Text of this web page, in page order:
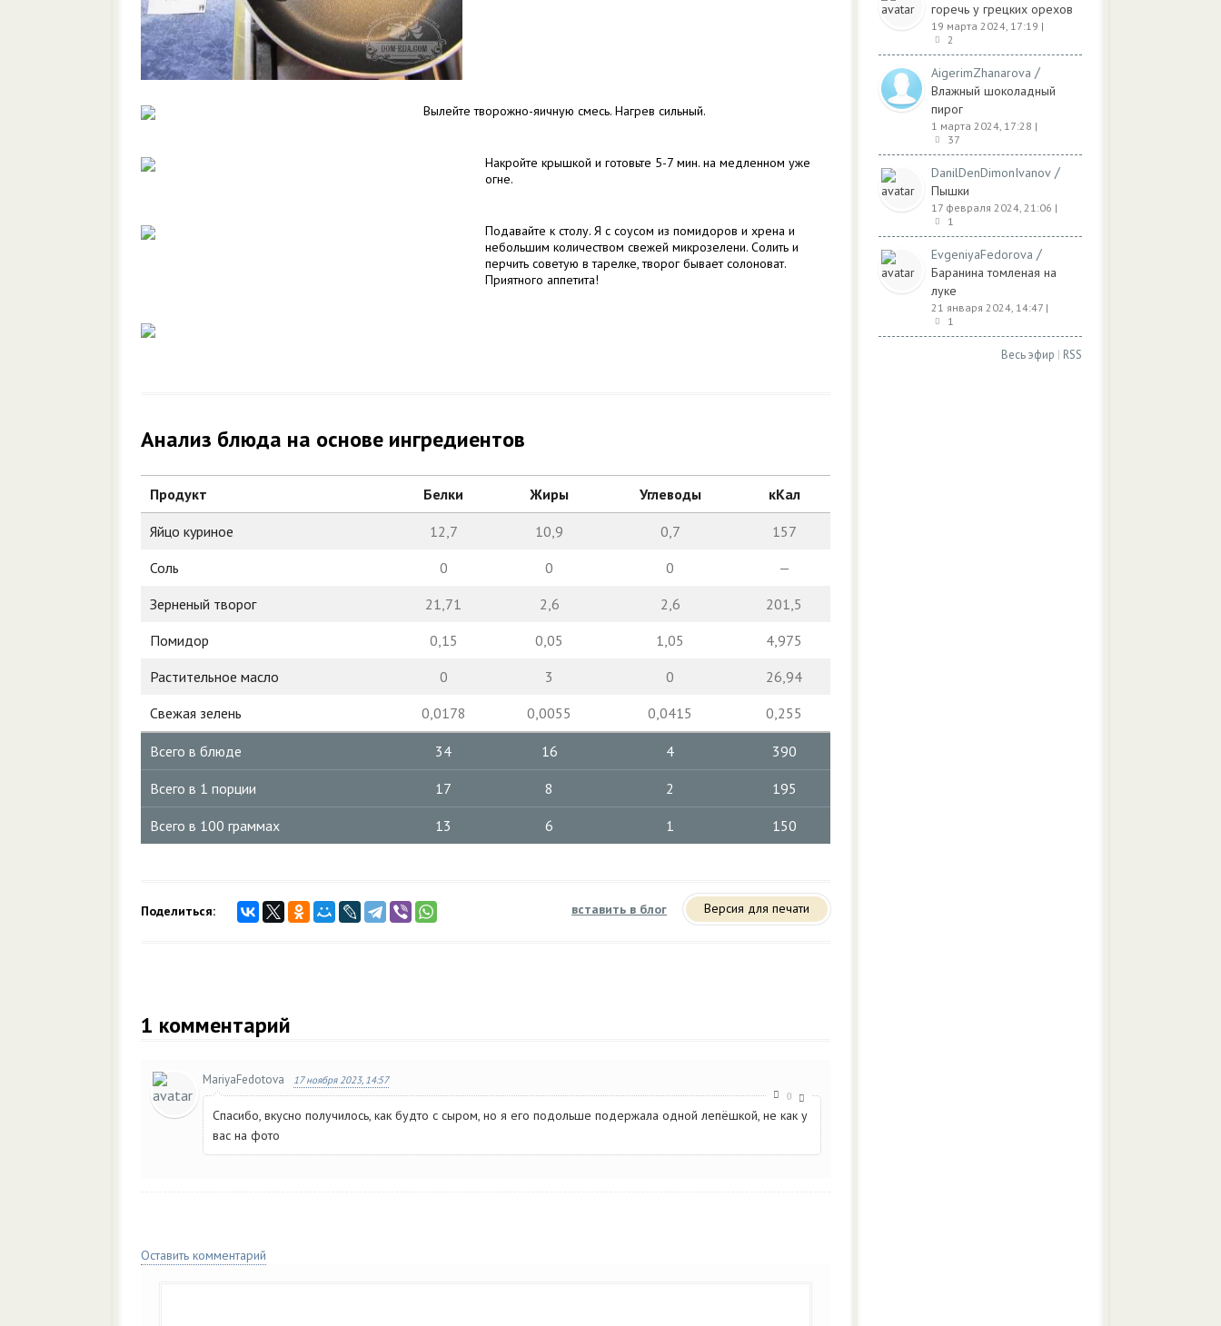
Вылейте творожно-яичную смесь. Нагрев сильный.
Накройте крышкой и готовьте 5-7 мин. на медленном уже
огне.
Подавайте к столу. Я с соусом из помидоров и хрена и
небольшим количеством свежей микрозелени. Солить и
перчить советую в тарелке, творог бывает солоноват.
Приятного аппетита!
Анализ блюда на основе ингредиентов
Продукт Белки Жиры Углеводы кКал
Яйцо куриное 12,7 10,9 0,7
157
Соль
0 0 0
—
Зерненый творог
21,71 2,6 2,6
201,5
Помидор
0,15 0,05 1,05
4,975
Растительное масло
0 3 0
26,94
Свежая зелень
0,0178 0,0055 0,0415 0,255
Всего в блюде 34 16 4 390
Всего в 1 порции 17 8 2 195
Всего в 100 граммах 13 6 1 150
Поделиться: вставить в блог Версия для печати
1 комментарий
MariyaFedotova 17 ноября 2023, 14:57
0
Спасибо, вкусно получилось, как будто с сыром, но я его подольше подержала одной лепёшкой, не как у
вас на фото
Оставить комментарий
горечь у грецких орехов
19 марта 2024, 17:19 |
2
AigerimZhanarova /
Влажный шоколадный
пирог
1 марта 2024, 17:28 |
37
DanilDenDimonIvanov /
Пышки
17 февраля 2024, 21:06 |
1
EvgeniyaFedorova /
Баранина томленая на
луке
21 января 2024, 14:47 |
1
Весь эфир | RSS